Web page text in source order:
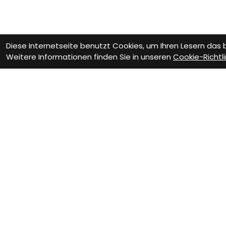
Diese Internetseite benutzt Cookies, um Ihren Lesern
Weitere Informationen finden Sie in unseren Cookie-